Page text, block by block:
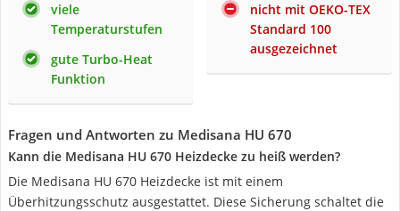
viele
Temperaturstufen
gute Turbo-Heat
Funktion
nicht mit OEKO-TEX
Standard 100
ausgezeichnet
Fragen und Antworten zu Medisana HU 670
Kann die Medisana HU 670 Heizdecke zu heiß werden?
Die Medisana HU 670 Heizdecke ist mit einem
Überhitzungsschutz ausgestattet. Diese Sicherung schaltet die